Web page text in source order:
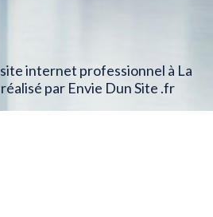
internet professionnel à La
par Envie Dun Site .fr